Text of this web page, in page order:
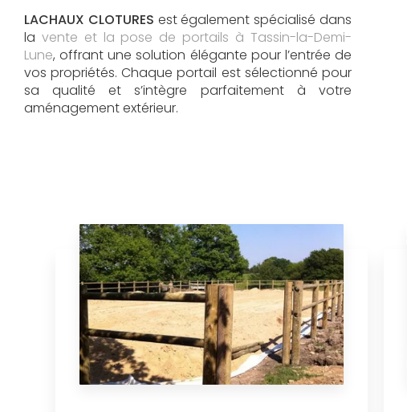
LACHAUX CLOTURES est également spécialisé dans
la vente et la pose de portails à Tassin-la-Demi-
Lune, offrant une solution élégante pour l’entrée de
vos propriétés. Chaque portail est sélectionné pour
sa qualité et s’intègre parfaitement à votre
aménagement extérieur.